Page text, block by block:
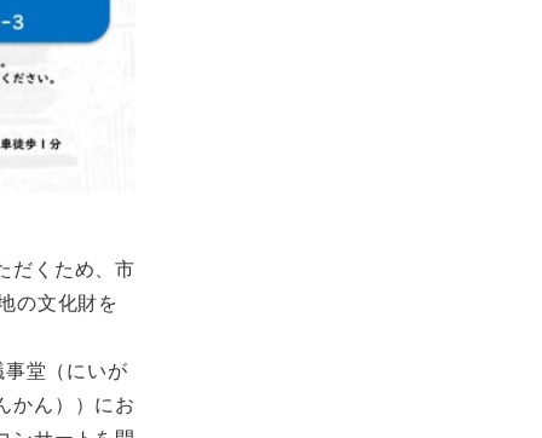
だくため、市
の文化財を
堂（にいが
かん））にお